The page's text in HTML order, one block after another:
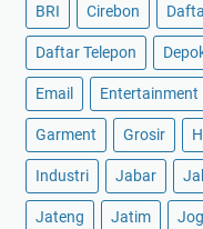
BRI Cirebon
Daftar Telepon
Email Entertainment
Garment Grosir
Industri Jabar
Jateng Jatim